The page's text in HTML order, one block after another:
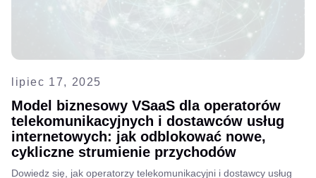
lipiec 17, 2025
Model biznesowy VSaaS dla operatorów
telekomunikacyjnych i dostawców usług
internetowych: jak odblokować nowe,
cykliczne strumienie przychodów
Dowiedz się, jak operatorzy telekomunikacyjni i dostawcy usług